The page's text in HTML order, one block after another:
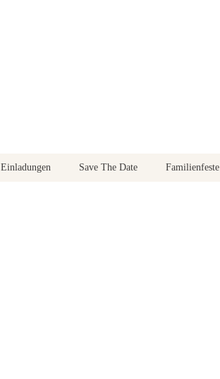
Einladungen Save The Date Familienfeste